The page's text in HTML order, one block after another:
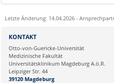
Letzte Änderung: 14.04.2026 -
Ihre E-Mailadresse:
Ihr Anliegen:
KONTAKT
Otto-von-Guericke-Universität
Medizinische Fakultät
Universitätsklinikum Magdeburg A.ö.R.
Leipziger Str. 44
39120 Magdeburg